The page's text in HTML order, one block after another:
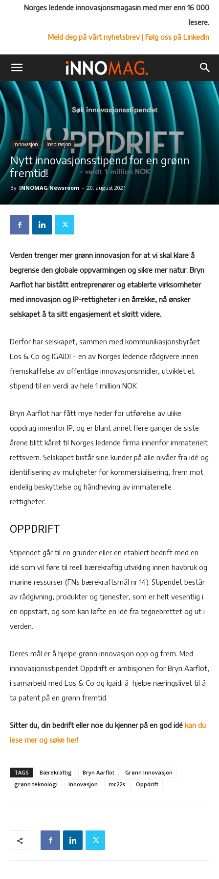
Norges ledende innovasjonsmagasin med mer enn 16 000
lesere.
Meld deg på vårt nyhetsbrev| Følg oss på LinkedIn
Innovasjon Inspirasjon
Nytt innovasjonsstipend for en grønn
fremtid!
By INNOMAG Newsroom - 20. august 2021
Verden trenger mer grønn innovasjon for at vi skal klare å
begrense den globale oppvarmingen og sikre mer natur. Bryn
Aarflot har bistått entreprenører og etablerte virksomheter
med innovasjon og IP-rettigheter i en årrekke, nå ønsker
selskapet å ta sitt engasjement et skritt videre.
Derfor har selskapet, sammen med kommunikasjonsbyrået
Los & Co og IGAIDI – en av Norges ledende rådgivere innen
fremskaffelse av offentlige innovasjonsmidler, utviklet et
stipend til en verdi av hele 1 million NOK.
Bryn Aarflot har fått mye heder for utførelse av ulike
oppdrag innenfor IP, og er blant annet flere ganger de siste
årene blitt kåret til Norges ledende firma innenfor immaterielt
rettsvern. Selskapet bistår sine kunder på alle nivåer fra idé og
identifisering av muligheter for kommersialisering, frem mot
endelig beskyttelse og håndheving av immaterielle
rettigheter.
OPPDRIFT
Stipendet går til en gründer eller en etablert bedrift med en
idé som vil føre til reell bærekraftig utvikling innen havbruk og
marine ressurser (FNs bærekraftsmål nr 14). Stipendet består
av rådgivning, produkter og tjenester, som er helt vesentlig i
en oppstart, og som kan løfte en idé fra tegnebrettet og ut i
verden.
Deres mål er å hjelpe grønn innovasjon opp og frem. Med
innovasjonsstipendet Oppdrift er ambisjonen for Bryn Aarflot,
i samarbeid med Los & Co og Igaidi å hjelpe næringslivet til å
ta patent på en grønn fremtid.
Sitter du, din bedrift eller noe du kjenner på en god idé kan du
lese mer og søke her!
TAGS Bærekraftig Bryn Aarflot
Grønn Innovasjon
grønn teknologi
Innovasjon mr22s Oppdrift